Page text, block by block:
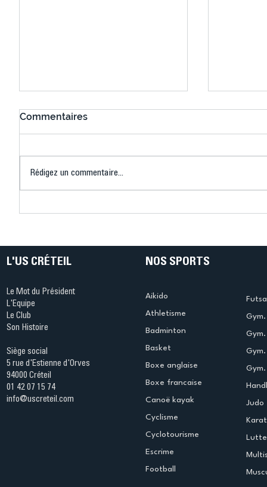
Ping ? Quand le tennis de
termine
Commentaires
Rédigez un commentaire...
L'US CRÉTEIL
Le Mot du Président
L'Equipe
Le Club
Son Histoire
Siège social
5 rue d'Estienne d'Orves
94000 Créteil
01 42 07 15 74
info@uscreteil.com
NOS SPORTS
Aikido
Athletisme
Badminton
Basket
Boxe anglaise
Boxe francaise
Canoë kayak
Cyclisme
Cyclotourisme
Escrime
Football
Judo
Lutte